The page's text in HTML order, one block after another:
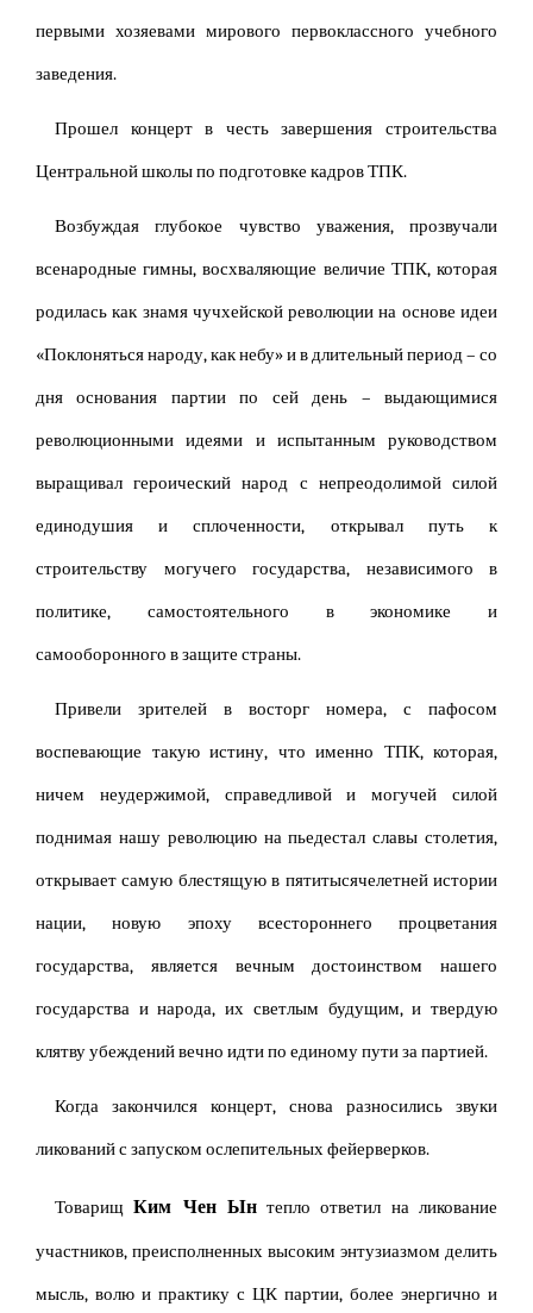
первыми хозяевами мирового первоклассного учебного
заведения.
Прошел концерт в честь завершения строительства
Центральной школы по подготовке кадров ТПК.
Возбуждая глубокое чувство уважения, прозвучали
всенародные гимны, восхваляющие величие ТПК, которая
родилась как знамя чучхейской революции на основе идеи
«Поклоняться народу, как небу» и в длительный период – со
дня основания партии по сей день – выдающимися
революционными идеями и испытанным руководством
выращивал героический народ с непреодолимой силой
единодушия и сплоченности, открывал путь к
строительству могучего государства, независимого в
политике, самостоятельного в экономике и
самооборонного в защите страны.
Привели зрителей в восторг номера, с пафосом
воспевающие такую истину, что именно ТПК, которая,
ничем неудержимой, справедливой и могучей силой
поднимая нашу революцию на пьедестал славы столетия,
открывает самую блестящую в пятитысячелетней истории
нации, новую эпоху всестороннего процветания
государства, является вечным достоинством нашего
государства и народа, их светлым будущим, и твердую
клятву убеждений вечно идти по единому пути за партией.
Когда закончился концерт, снова разносились звуки
ликований с запуском ослепительных фейерверков.
ТоварищКим Чен Ынтепло ответил на ликование
участников, преисполненных высоким энтузиазмом делить
мысль, волю и практику с ЦК партии, более энергично и